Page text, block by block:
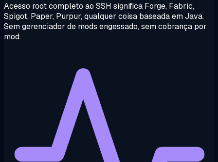
Acesso root completo ao SSH significa Forge, Fabric,
Spigot, Paper, Purpur, qualquer coisa baseada em Java.
Sem gerenciador de mods engessado, sem cobrança por
mod.